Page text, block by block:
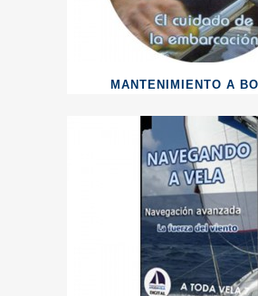
MANTENIMIENTO A